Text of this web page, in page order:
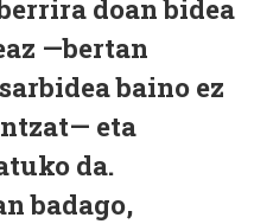
doan bidea
—bertan
baino ez
eta
da.
badago,